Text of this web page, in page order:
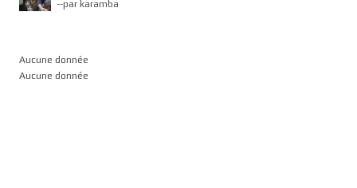
--par karamba
Aucune donnée
Aucune donnée